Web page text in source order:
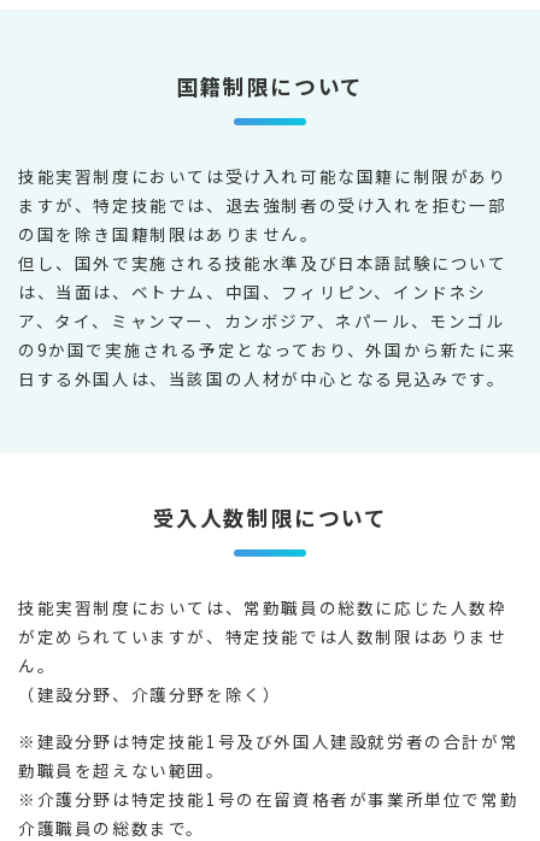
国籍制限について
技能実習制度においては受け入れ可能な国籍に制限があり
ますが、特定技能では、退去強制者の受け入れを拒む一部
の国を除き国籍制限はありません。
但し、国外で実施される技能水準及び日本語試験について
は、当面は、ベトナム、中国、フィリピン、インドネシ
ア、タイ、ミャンマー、カンボジア、ネパール、モンゴル
の9か国で実施される予定となっており、外国から新たに来
日する外国人は、当該国の人材が中心となる見込みです。
受入人数制限について
技能実習制度においては、常勤職員の総数に応じた人数枠
が定められていますが、特定技能では人数制限はありませ
ん。
（建設分野、介護分野を除く）
※建設分野は特定技能1号及び外国人建設就労者の合計が常
勤職員を超えない範囲。
※介護分野は特定技能1号の在留資格者が事業所単位で常勤
介護職員の総数まで。